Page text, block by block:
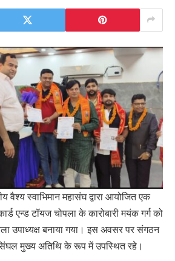
वैश्य स्वाभिमान महासंघ द्वारा आयोजित एक
एन्ड टॉयज चोपला के कारोबारी मयंक गर्ग को
उपाध्यक्ष बनाया गया। इस अवसर पर संगठन
मुख्य अतिथि के रूप में उपस्थित रहे।